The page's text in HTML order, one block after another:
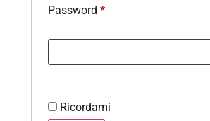
Password *
Ricordami